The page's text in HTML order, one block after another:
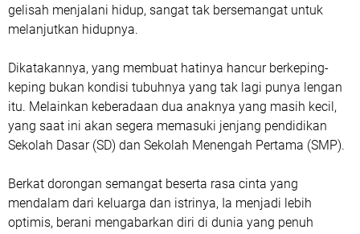
gelisah menjalani hidup, sangat tak bersemangat untuk
melanjutkan hidupnya.
Dikatakannya, yang membuat hatinya hancur berkeping-
keping bukan kondisi tubuhnya yang tak lagi punya lengan
itu. Melainkan keberadaan dua anaknya yang masih kecil,
yang saat ini akan segera memasuki jenjang pendidikan
Sekolah Dasar (SD) dan Sekolah Menengah Pertama (SMP).
Berkat dorongan semangat beserta rasa cinta yang
mendalam dari keluarga dan istrinya, Ia menjadi lebih
optimis, berani mengabarkan diri di dunia yang penuh